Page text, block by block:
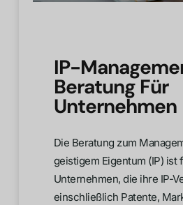
IP-
Beratung Für
Unternehmen
Die Beratung zum
geistigem Eigentum (IP) ist
Unternehmen, die ihre IP-
einschließlich Patente,